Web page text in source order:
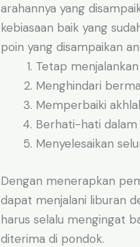
arahannya yang
kebiasaan baik yang
poin yang disampaikan
Tetap
Menghindari
Memperbaiki
Berhati-hati
Menyelesaikan
Dengan menerapkan
dapat menjalani liburan
harus selalu mengingat
diterima di pondok.